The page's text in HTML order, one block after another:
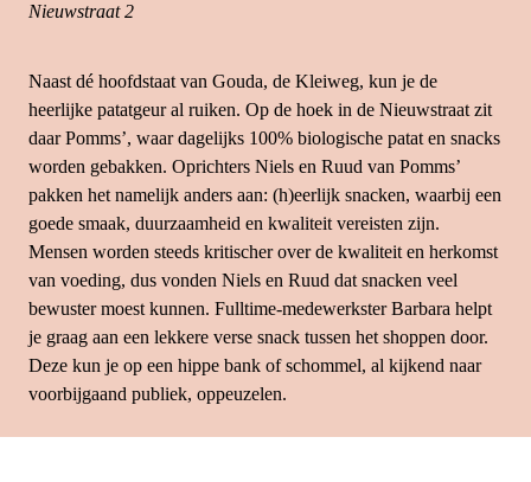
Nieuwstraat 2
Naast dé hoofdstaat van Gouda, de Kleiweg, kun je de
heerlijke patatgeur al ruiken. Op de hoek in de Nieuwstraat zit
daar Pomms’, waar dagelijks 100% biologische patat en snacks
worden gebakken. Oprichters Niels en Ruud van Pomms’
pakken het namelijk anders aan: (h)eerlijk snacken, waarbij een
goede smaak, duurzaamheid en kwaliteit vereisten zijn.
Mensen worden steeds kritischer over de kwaliteit en herkomst
van voeding, dus vonden Niels en Ruud dat snacken veel
bewuster moest kunnen. Fulltime-medewerkster Barbara helpt
je graag aan een lekkere verse snack tussen het shoppen door.
Deze kun je op een hippe bank of schommel, al kijkend naar
voorbijgaand publiek, oppeuzelen.